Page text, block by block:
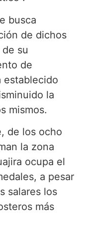
busca
de dichos
su
de
establecido
la
mismos.
de los ocho
la zona
ocupa el
a pesar
salares los
más